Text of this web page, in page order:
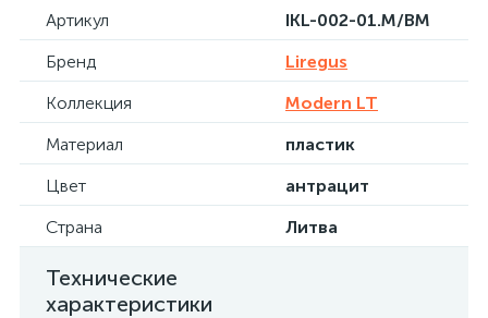
Артикул
IKL-002-01.M/BM
Бренд
Liregus
Коллекция
Modern LT
Материал
пластик
Цвет
антрацит
Страна
Литва
Технические
характеристики